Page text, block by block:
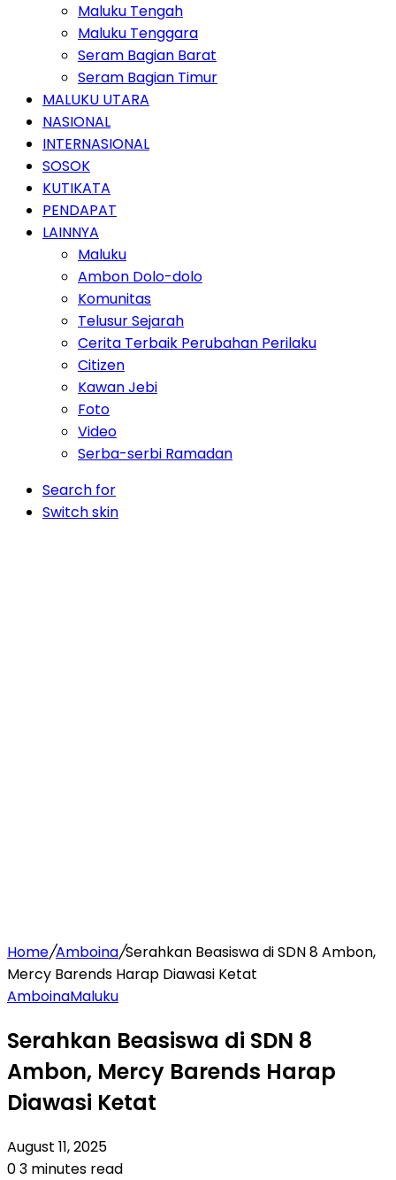
Maluku Tengah
Maluku Tenggara
Seram Bagian Barat
Seram Bagian Timur
MALUKU UTARA
NASIONAL
INTERNASIONAL
SOSOK
KUTIKATA
PENDAPAT
LAINNYA
Maluku
Ambon Dolo-dolo
Komunitas
Telusur Sejarah
Cerita Terbaik Perubahan Perilaku
Citizen
Kawan Jebi
Foto
Video
Serba-serbi Ramadan
Search for
Switch skin
Home/Amboina/Serahkan Beasiswa di SDN 8 Ambon,
Mercy Barends Harap Diawasi Ketat
AmboinaMaluku
Serahkan Beasiswa di SDN 8
Ambon, Mercy Barends Harap
Diawasi Ketat
August 11, 2025
03 minutes read